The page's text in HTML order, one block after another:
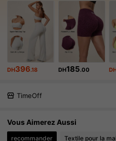
DH396.18 DH185.00
TimeOff
Vous Aimerez Aussi
recommander Textile pour la